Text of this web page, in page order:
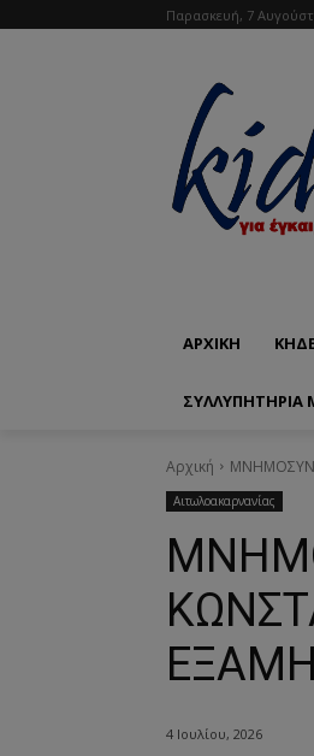
Παρασκευή, 7
ΑΡΧΙΚΗ
Αρχική
Αιτωλοακαρνανίας
4 Ιουλίου, 2026